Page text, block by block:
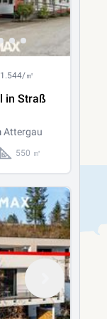
㎡
in Straß
Attergau
550 ㎡